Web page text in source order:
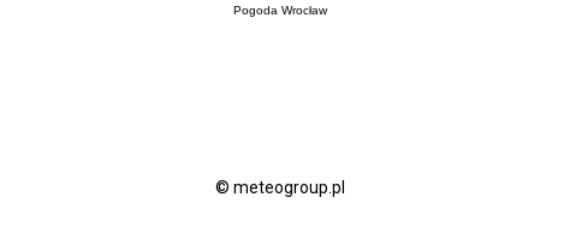
Pogoda Wrocław
© meteogroup.pl